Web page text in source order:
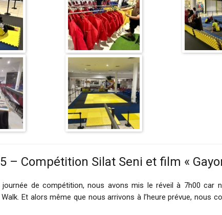
– Compétition Silat Seni et film «
de compétition, nous avons mis le réveil à 7h00 car
Et alors même que nous arrivons à l’heure prévue,